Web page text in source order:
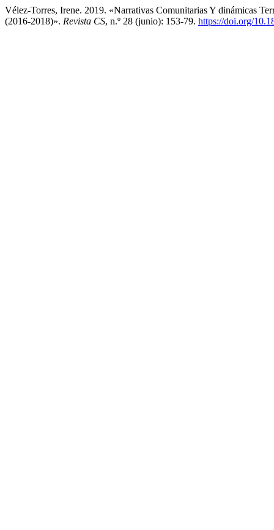
Vélez-Torres, Irene. 2019. «Narrativas Comunitarias Y dinámicas
(2016-2018)». Revista CS, n.º 28 (junio): 153-79. https://doi.org/